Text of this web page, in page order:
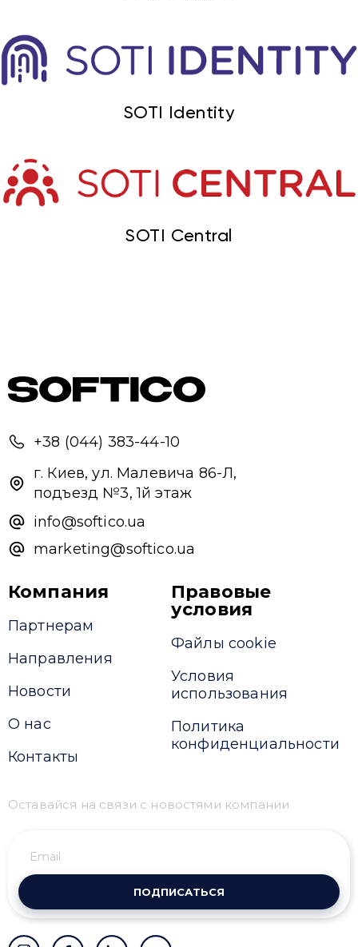
SOTI Identity
SOTI Central
+38 (044) 383-44-10
г. Киев, ул. Малевича 86-Л,
подъезд №3, 1й этаж
info@softico.ua
marketing@softico.ua
Компания
Партнерам
Направления
Новости
О нас
Контакты
Правовые
условия
Файлы cookie
Условия
использования
Политика
конфиденциальности
Оставайся на связи с новостями компании
ПОДПИСАТЬСЯ